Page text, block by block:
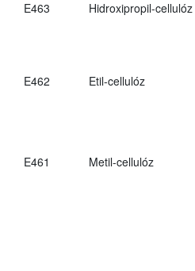
E463 Hidroxipropil-cellulóz
E462 Etil-cellulóz
E461 Metil-cellulóz